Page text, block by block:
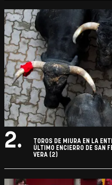
2.
TOROS DE MIURA EN LA
ÚLTIMO ENCIERRO DE SAN
VERA (2)